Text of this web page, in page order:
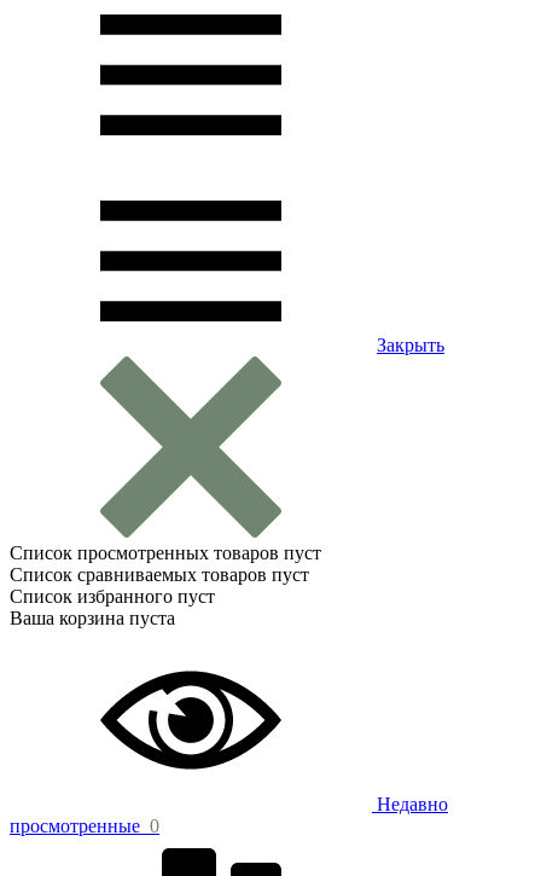
Закрыть
Список просмотренных товаров пуст
Список сравниваемых товаров пуст
Список избранного пуст
Ваша корзина пуста
Недавно
просмотренные 0